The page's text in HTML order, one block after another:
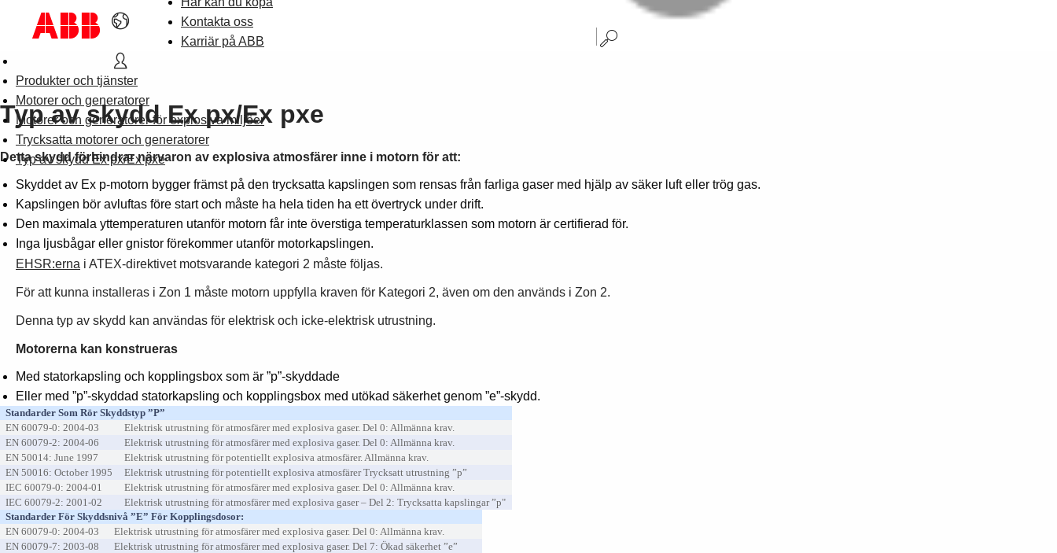
Kontakta oss
Karriär på ABB
Produkter och tjänster
Motorer och generatorer
Motorer och generatorer för explosiva miljöer
Trycksatta motorer och generatorer
Typ av skydd Ex px/Ex pxe
Typ av skydd Ex px/Ex pxe
Detta skydd förhindrar närvaron av explosiva atmosfärer inne i motorn för att:
Skyddet av Ex p-motorn bygger främst på den trycksatta kapslingen som rensas från farliga gaser med hjälp av säker luft eller trög gas.
Kapslingen bör avluftas före start och måste ha hela tiden ha ett övertryck under drift.
Den maximala yttemperaturen utanför motorn får inte överstiga temperaturklassen som motorn är certifierad för.
Inga ljusbågar eller gnistor förekommer utanför motorkapslingen.
EHSR:erna i ATEX-direktivet motsvarande kategori 2 måste följas.
För att kunna installeras i Zon 1 måste motorn uppfylla kraven för Kategori 2, även om den används i Zon 2.
Denna typ av skydd kan användas för elektrisk och icke-elektrisk utrustning.
Motorerna kan konstrueras
Med statorkapsling och kopplingsbox som är ”p”-skyddade
Eller med ”p”-skyddad statorkapsling och kopplingsbox med utökad säkerhet genom ”e”-skydd.
Standarder Som Rör Skyddstyp ”p”
EN 60079-0: 2004-03
Elektrisk utrustning för atmosfärer med explosiva gaser. Del 0: Allmänna krav.
EN 60079-2: 2004-06
Elektrisk utrustning för atmosfärer med explosiva gaser. Del 0: Allmänna krav.
EN 50014: June 1997
Elektrisk utrustning för potentiellt explosiva atmosfärer. Allmänna krav.
EN 50016: October 1995
Elektrisk utrustning för potentiellt explosiva atmosfärer Trycksatt utrustning ”p”
IEC 60079-0: 2004-01
Elektrisk utrustning för atmosfärer med explosiva gaser. Del 0: Allmänna krav.
IEC 60079-2: 2001-02
Elektrisk utrustning för atmosfärer med explosiva gaser – Del 2: Trycksatta kapslingar ”p"
Standarder För Skyddsnivå ”e” För Kopplingsdosor:
EN 60079-0: 2004-03
Elektrisk utrustning för atmosfärer med explosiva gaser. Del 0: Allmänna krav.
EN 60079-7: 2003-08
Elektrisk utrustning för atmosfärer med explosiva gaser. Del 7: Ökad säkerhet ”e”